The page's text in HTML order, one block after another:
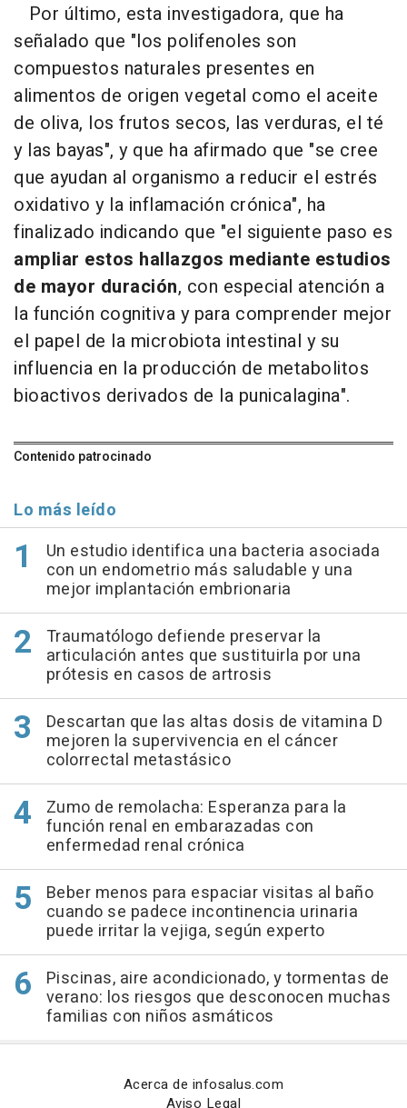
Por último, esta investigadora, que ha
señalado que "los polifenoles son
compuestos naturales presentes en
alimentos de origen vegetal como el aceite
de oliva, los frutos secos, las verduras, el té
y las bayas", y que ha afirmado que "se cree
que ayudan al organismo a reducir el estrés
oxidativo y la inflamación crónica", ha
finalizado indicando que "el siguiente paso es
ampliar estos hallazgos mediante estudios
de mayor duración, con especial atención a
la función cognitiva y para comprender mejor
el papel de la microbiota intestinal y su
influencia en la producción de metabolitos
bioactivos derivados de la punicalagina".
Contenido patrocinado
Lo más leído
Un estudio identifica una bacteria asociada
con un endometrio más saludable y una
mejor implantación embrionaria
Traumatólogo defiende preservar la
articulación antes que sustituirla por una
prótesis en casos de artrosis
Descartan que las altas dosis de vitamina D
mejoren la supervivencia en el cáncer
colorrectal metastásico
Zumo de remolacha: Esperanza para la
función renal en embarazadas con
enfermedad renal crónica
Beber menos para espaciar visitas al baño
cuando se padece incontinencia urinaria
puede irritar la vejiga, según experto
Piscinas, aire acondicionado, y tormentas de
verano: los riesgos que desconocen muchas
familias con niños asmáticos
Acerca de infosalus.com
Aviso Legal